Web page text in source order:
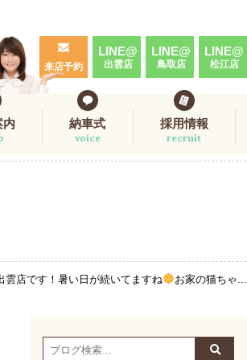
来店予約
LINE@
出雲店
LINE@
鳥取店
LINE@
松江店
内 納車式
voice
採用情報
recruit
雲店です！暑い日が続いてますね お家の猫ちゃ...